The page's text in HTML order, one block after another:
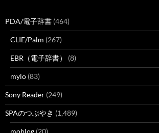
PDA/電子辞書 (464)
CLIE/Palm (267)
EBR（電子辞書） (8)
mylo (83)
Sony Reader (249)
SPAのつぶやき (1,489)
moblog (20)